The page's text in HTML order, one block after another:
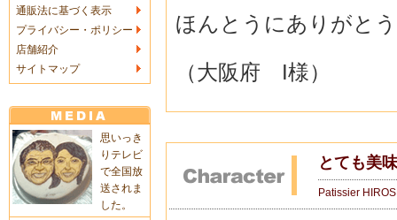
通販法に基づく表示
プライバシー・ポリシー
店舗紹介
サイトマップ
思いっき
りテレビ
で全国放
送されま
した。
ほんとうにありがと
（大阪府 I様）
とても美
Patissier